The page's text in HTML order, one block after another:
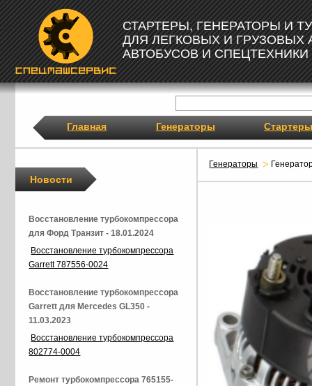
СТАРТЕРЫ, ГЕНЕРАТОРЫ И
ДЛЯ ЛЕГКОВЫХ И ГРУЗОВЫХ
АВТОБУСОВ И СПЕЦТЕХНИКИ
Главная Генераторы Стартеры
Генераторы
Новости
Восстановление турбокомпрессора
для Форд Транзит - 18.01.2024
Восстановление турбокомпрессора
Garrett 787556-0024
Восстановление турбокомпрессора
Garrett для Mercedes GL350 -
11.03.2023
Восстановление турбокомпрессора
802774-0004
Ремонт турбокомпрессора 765155-